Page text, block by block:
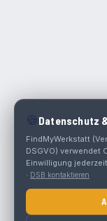
🍪 Datenschutz
FindMyWerkstatt
DSGVO) verwendet
Einwilligung
· DSB kontaktieren